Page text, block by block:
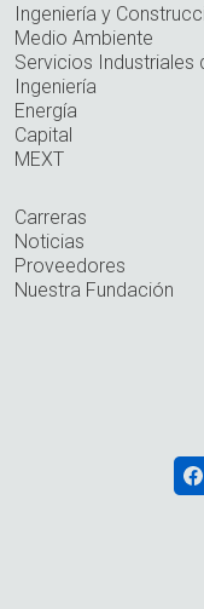
Ingeniería y
Medio Ambiente
Servicios Industriales
Ingeniería
Energía
Capital
MEXT
Carreras
Noticias
Proveedores
Nuestra Fundación